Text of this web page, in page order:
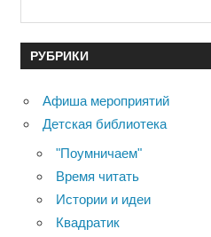
РУБРИКИ
Афиша мероприятий
Детская библиотека
"Поумничаем"
Время читать
Истории и идеи
Квадратик